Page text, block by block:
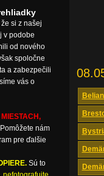
si z našej
v podobe
od nového
spoločne
a zabezpečili
vás o
nám
pre ďalšie
Sú to